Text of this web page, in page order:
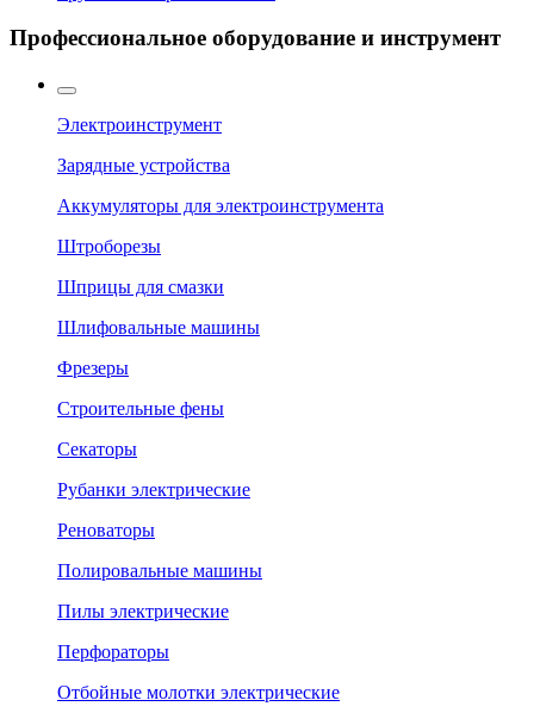
Профессиональное оборудование и инструмент
Электроинструмент
Зарядные устройства
Аккумуляторы для электроинструмента
Штроборезы
Шприцы для смазки
Шлифовальные машины
Фрезеры
Строительные фены
Секаторы
Рубанки электрические
Реноваторы
Полировальные машины
Пилы электрические
Перфораторы
Отбойные молотки электрические